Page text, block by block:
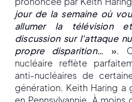
jour de la semaine où
allumer la télévision
discussion sur l'attaque
propre disparition…
» .
nucléaire reflète
anti-nucléaires de
génération. Keith Haring a
en Pennsylvannie. À